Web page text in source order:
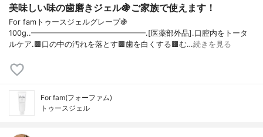
美味しい味の歯磨きジェル🍇ご家族で使えます！
For famトゥースジェルグレープ🍇
100g..━━━━━━━━━━━━━━━.[医薬部外品].口腔内をトータ
ルケア.🟫口の中の汚れを落とす🟫歯を白くする🟫む…続きを見る
For fam(フォーファム)
トゥースジェル